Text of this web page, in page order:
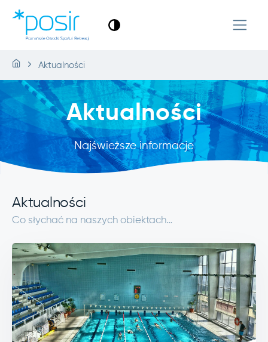
Aktualności
Aktualności
Najświeższe informacje
Aktualności
Co słychać na naszych obiektach…